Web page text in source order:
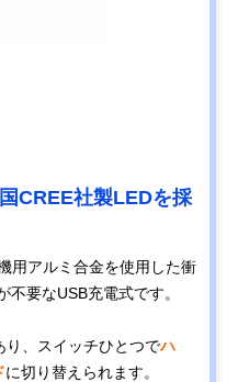
CREE社製LEDを採
用アルミ合金を使用した衝
要なUSB充電式です。
、スイッチひとつでハ
に切り替えられます。